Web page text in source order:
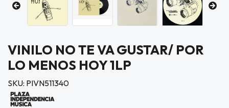
VINILO NO TE VA GUSTAR/ POR
LO MENOS HOY 1LP
SKU: PIVN511340